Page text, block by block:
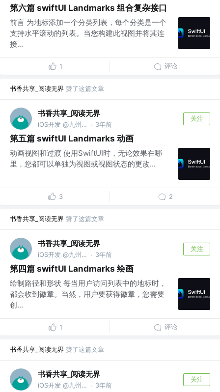
第六篇 swiftUI Landmarks 组合复杂接口
前言 为地标添加一个分类列表，每个分类是一个
支持水平滚动的列表。当您构建此视图并将其连
接...
1 评论
书香共享_阅读无界 赞了这篇文章
书香共享_阅读无界
iOS开发 @九州文化 · 3年前
关注
第五篇 swiftUI Landmarks 动画
动画视图和过渡 使用SwiftUI时，无论效果在哪
里，您都可以单独为视图或视图状态的更改...
3 2
书香共享_阅读无界 赞了这篇文章
书香共享_阅读无界
iOS开发 @九州文化 · 3年前
关注
第四篇 swiftUI Landmarks 绘画
绘制路径和形状 每当用户访问列表中的地标时，
都会收到徽章。当然，用户要获得徽章，您需要
创...
1 评论
书香共享_阅读无界 赞了这篇文章
书香共享_阅读无界
iOS开发 @九州文化 · 3年前
关注